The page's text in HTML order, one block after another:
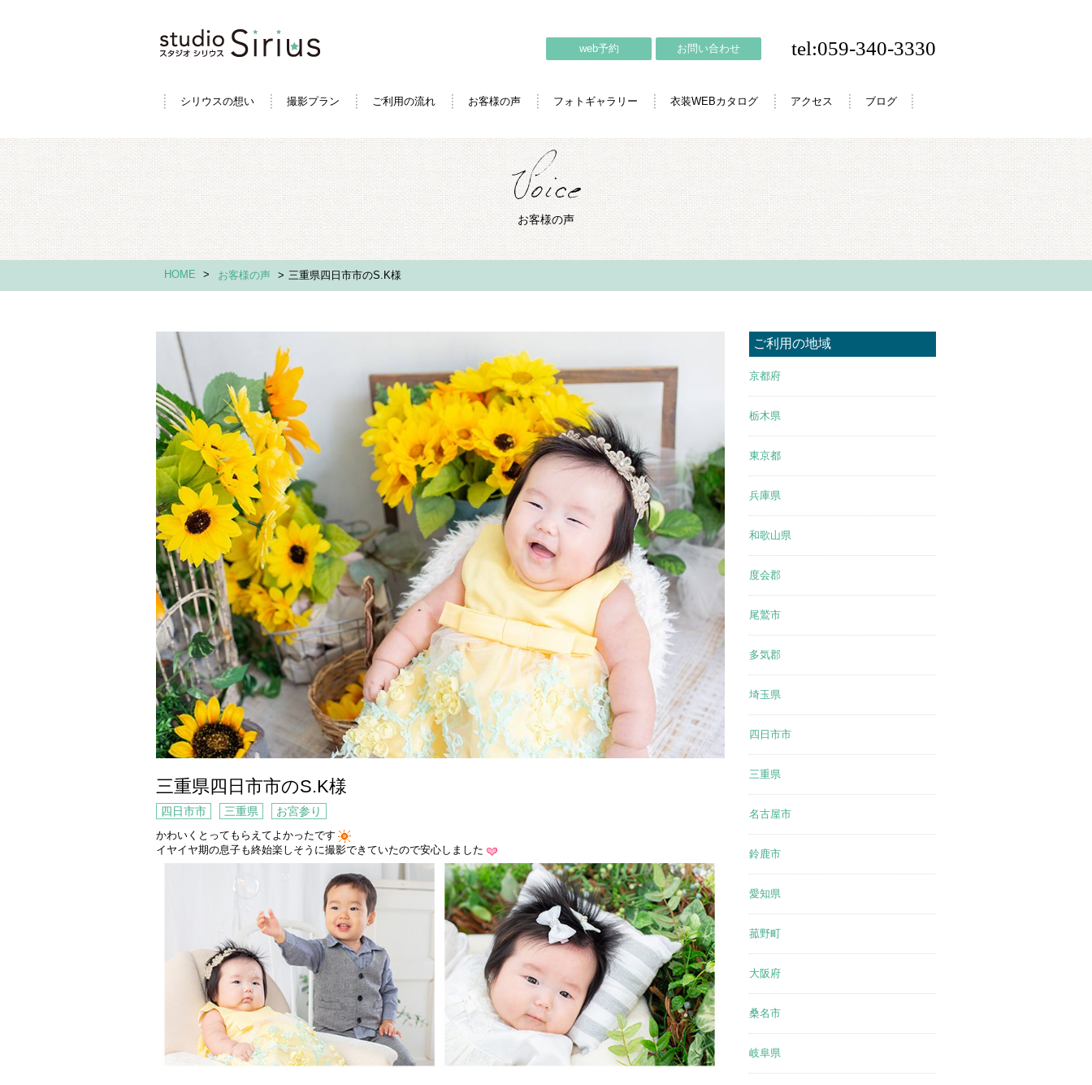
シリウスの想い 撮影プラン ご利用の流れ お客様の声 フォトギャラリー 衣装WEBカタログ アクセス ブログ
web予約 お問い合わせ tel:059-340-3330
お客様の声
HOME > お客様の声 > 三重県四日市市のS.K様
三重県四日市市のS.K様
四日市市 三重県 お宮参り
かわいくとってもらえてよかったです
イヤイヤ期の息子も終始楽しそうに撮影できていたので安心しました
ご利用の地域
京都府
栃木県
東京都
兵庫県
和歌山県
度会郡
尾鷲市
多気郡
埼玉県
四日市市
三重県
名古屋市
鈴鹿市
愛知県
菰野町
大阪府
桑名市
岐阜県